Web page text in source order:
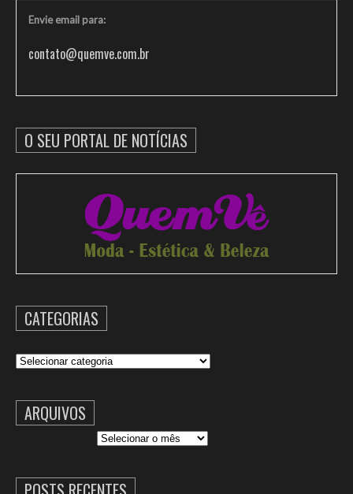
Envie email para:
contato@quemve.com.br
O SEU PORTAL DE NOTÍCIAS
CATEGORIAS
Categorias
ARQUIVOS